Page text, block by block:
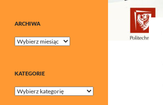
ARCHIWA
Archiwa
KATEGORIE
Kategorie